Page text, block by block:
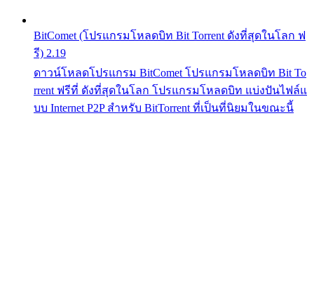
BitComet (โปรแกรมโหลดบิท Bit Torrent ดังที่สุดในโลก ฟ
รี) 2.19
ดาวน์โหลดโปรแกรม BitComet โปรแกรมโหลดบิท Bit To
rrent ฟรีที่ ดังที่สุดในโลก โปรแกรมโหลดบิท แบ่งปันไฟล์แ
บบ Internet P2P สำหรับ BitTorrent ที่เป็นที่นิยมในขณะนี้